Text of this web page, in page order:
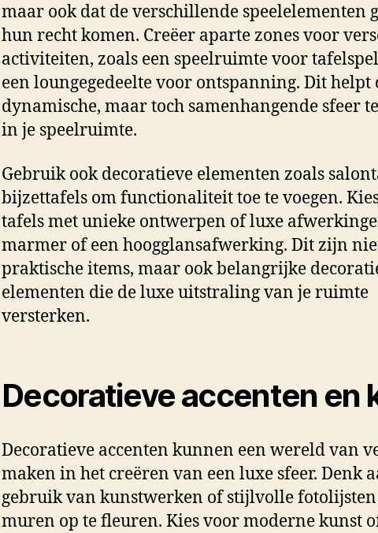
maar ook dat de verschillende speelelementen
hun recht komen. Creëer aparte zones voor
activiteiten, zoals een speelruimte voor
een loungegedeelte voor ontspanning. Dit helpt
dynamische, maar toch samenhangende sfeer
in je speelruimte.
Gebruik ook decoratieve elementen zoals
bijzettafels om functionaliteit toe te voegen.
tafels met unieke ontwerpen of luxe
marmer of een hoogglansafwerking. Dit zijn
praktische items, maar ook belangrijke
elementen die de luxe uitstraling van je ruimte
versterken.
Decoratieve accenten en
Decoratieve accenten kunnen een wereld van
maken in het creëren van een luxe sfeer. Denk
gebruik van kunstwerken of stijlvolle fotolijsten
muren op te fleuren. Kies voor moderne kunst